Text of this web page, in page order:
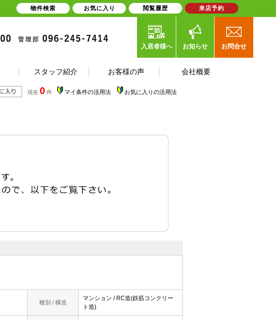
入居者様へ お知らせ お問合せ
スタッフ紹介 お客様の声 会社概要
現在 0 件 マイ条件の活用法 お気に入りの活用法
種別 / 構造
マンション / RC造(鉄筋コンクリー
ト造)
物件検索 お気に入り 閲覧履歴 来店予約